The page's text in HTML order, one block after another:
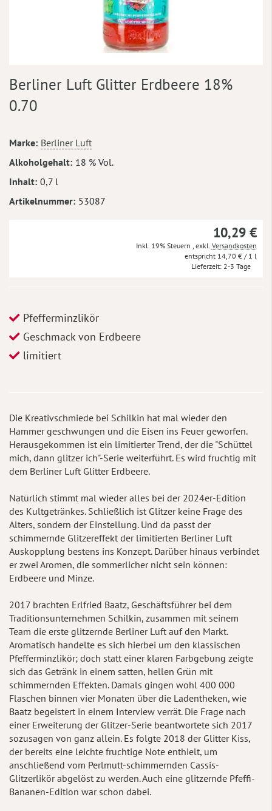
Anfang
der
Bildergalerie
Berliner Luft Glitter Erdbeere 18%
0.70
Mehr
Informationen
Marke Berliner Luft
Alkoholgehalt 18 % Vol.
Inhalt 0,7 l
Artikelnummer 53087
10,29 €
Inkl. 19% Steuern exkl. Versandkosten
14,70 € / 1 l
Lieferzeit 2-3 Tage
Pfefferminzlikör
Geschmack von Erdbeere
limitiert
Die Kreativschmiede bei Schilkin hat mal wieder den
Hammer geschwungen und die Eisen ins Feuer geworfen.
Herausgekommen ist ein limitierter Trend, der die "Schüttel
mich, dann glitzer ich"-Serie weiterführt. Es wird fruchtig mit
dem Berliner Luft Glitter Erdbeere.
Natürlich stimmt mal wieder alles bei der 2024er-Edition
des Kultgetränkes. Schließlich ist Glitzer keine Frage des
Alters, sondern der Einstellung. Und da passt der
schimmernde Glitzereffekt der limitierten Berliner Luft
Auskopplung bestens ins Konzept. Darüber hinaus verbindet
er zwei Aromen, die sommerlicher nicht sein können:
Erdbeere und Minze.
2017 brachten Erlfried Baatz, Geschäftsführer bei dem
Traditionsunternehmen Schilkin, zusammen mit seinem
Team die erste glitzernde Berliner Luft auf den Markt.
Aromatisch handelte es sich hierbei um den klassischen
Pfefferminzlikör; doch statt einer klaren Farbgebung zeigte
sich das Getränk in einem satten, hellen Grün mit
schimmernden Effekten. Damals gingen wohl 400 000
Flaschen binnen vier Monaten über die Ladentheken, wie
Baatz begeistert in einem Interview verrät. Die Frage nach
einer Erweiterung der Glitzer-Serie beantwortete sich 2017
sozusagen von ganz allein. Es folgte 2018 der Glitter Kiss,
der bereits eine leichte fruchtige Note enthielt, um
anschließend vom Perlmutt-schimmernden Cassis-
Glitzerlikör abgelöst zu werden. Auch eine glitzernde Pfeffi-
Bananen-Edition war schon dabei.